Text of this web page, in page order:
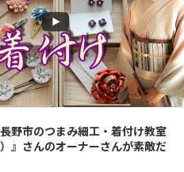
長野市のつまみ細工・着付け教室
）』さんのオーナーさんが素敵だ